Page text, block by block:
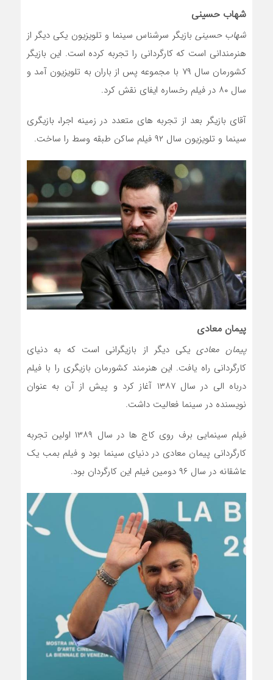
شهاب حسینی
شهاب حسینی بازیگر سرشناس سینما و تلویزیون یکی دیگر از
هنرمندانی است که کارگردانی را تجربه کرده است. این بازیگر
کشورمان سال ۷۹ با مجموعه پس از باران به تلویزیون آمد و
سال ۸۰ در فیلم رخساره ایفای نقش کرد.
آقای بازیگر بعد از تجربه های متعدد در زمینه اجرا، بازیگری
سینما و تلویزیون سال ۹۲ فیلم ساکن طبقه وسط را ساخت.
پیمان معادی
پیمان معادی یکی دیگر از بازیگرانی است که به دنیای
کارگردانی راه یافت. این هنرمند کشورمان بازیگری را با فیلم
درباه الی در سال ۱۳۸۷ آغاز کرد و پیش از آن به عنوان
نویسنده در سینما فعالیت داشت.
فیلم سینمایی برف روی کاج ها در سال ۱۳۸۹ اولین تجربه
کارگردانی پیمان معادی در دنیای سینما بود و فیلم بمب یک
عاشقانه در سال ۹۶ دومین فیلم این کارگردان بود.